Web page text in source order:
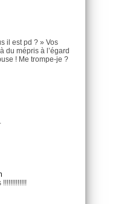
il est pd ? » Vos
du mépris à l’égard
! Me trompe-je ?